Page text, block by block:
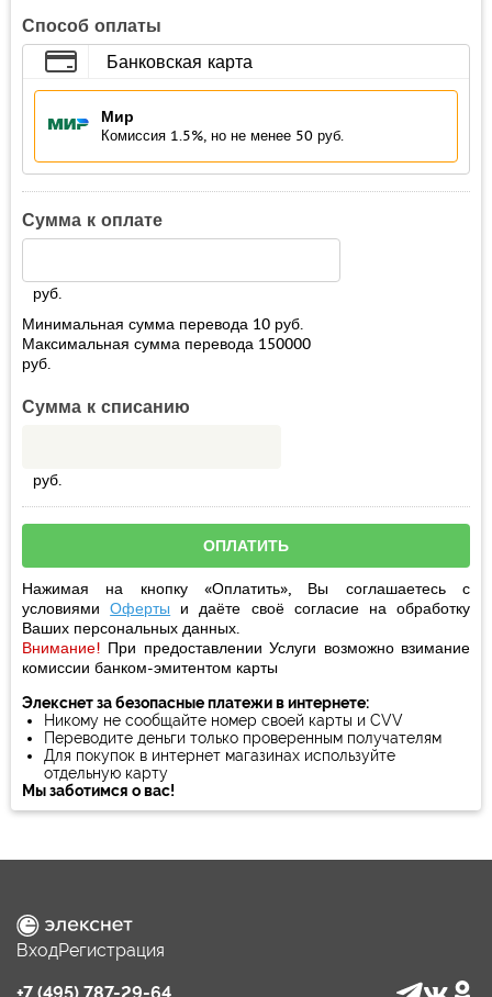
Способ оплаты
Банковская карта
Мир
Комиссия 1.5%, но не менее 50 руб.
Сумма к оплате
руб.
Минимальная сумма перевода 10 руб.
Максимальная сумма перевода 150000
руб.
Сумма к списанию
руб.
Нажимая на кнопку «Оплатить», Вы соглашаетесь с
условиямиОферты и даёте своё согласиена обработку
Ваших персональных данных.
Внимание! При предоставлении Услуги возможно взимание
комиссии банком-эмитентом карты
Элекснет за безопасные платежи в интернете:
Никому не сообщайте номер своей карты и CVV
Переводите деньги только проверенным получателям
Для покупок в интернет магазинах используйте
отдельную карту
Мы заботимся о вас!
ВходРегистрация